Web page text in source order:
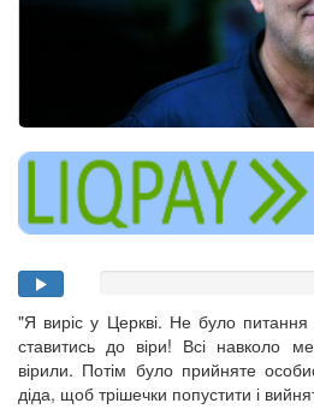
"Я виріс у Церкві. Не було
ставитись до віри! Всі навколо
вірили. Потім було прийняте
діда, щоб трішечки попустити і